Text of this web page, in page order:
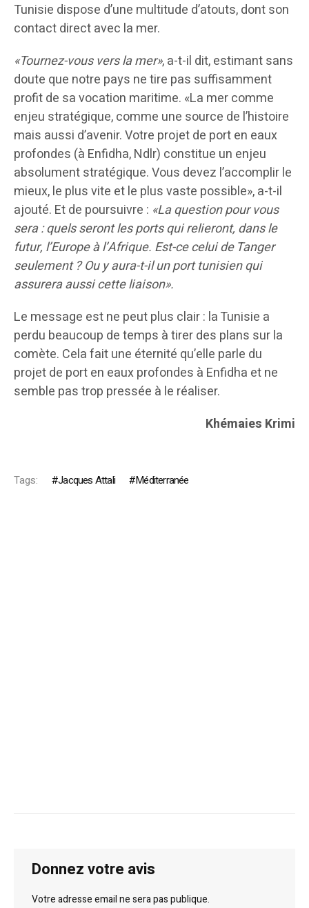
Tunisie dispose d’une multitude d’atouts, dont son
contact direct avec la mer.
«Tournez-vous vers la mer», a-t-il dit, estimant sans
doute que notre pays ne tire pas suffisamment
profit de sa vocation maritime. «La mer comme
enjeu stratégique, comme une source de l’histoire
mais aussi d’avenir. Votre projet de port en eaux
profondes (à Enfidha, Ndlr) constitue un enjeu
absolument stratégique. Vous devez l’accomplir le
mieux, le plus vite et le plus vaste possible», a-t-il
ajouté. Et de poursuivre : «La question pour vous
sera : quels seront les ports qui relieront, dans le
futur, l’Europe à l’Afrique. Est-ce celui de Tanger
seulement ? Ou y aura-t-il un port tunisien qui
assurera aussi cette liaison».
Le message est ne peut plus clair : la Tunisie a
perdu beaucoup de temps à tirer des plans sur la
comète. Cela fait une éternité qu’elle parle du
projet de port en eaux profondes à Enfidha et ne
semble pas trop pressée à le réaliser.
Khémaies Krimi
Tags: Jacques Attali Méditerranée
Donnez votre avis
Votre adresse email ne sera pas publique.